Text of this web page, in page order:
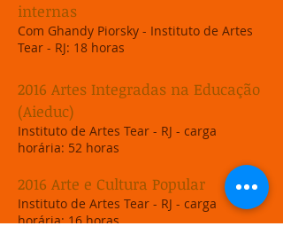
internas
Com Ghandy Piorsky - Instituto de Artes
Tear - RJ: 18 horas
2016 Artes Integradas na Educação
(Aieduc)
Instituto de Artes Tear - RJ - carga
horária: 52 horas
2016 Arte e Cultura Popular
Instituto de Artes Tear - RJ - carga
horária: 16 horas